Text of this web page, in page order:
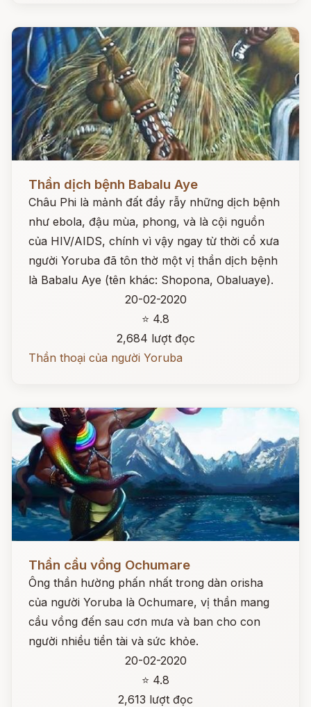
Đọc ngay
Thần dịch bệnh Babalu Aye
Châu Phi là mảnh đất đầy rẫy những dịch bệnh
như ebola, đậu mùa, phong, và là cội nguồn
của HIV/AIDS, chính vì vậy ngay từ thời cổ xưa
người Yoruba đã tôn thờ một vị thần dịch bệnh
là Babalu Aye (tên khác: Shopona, Obaluaye).
20-02-2020
⭐ 4.8
2,684 lượt đọc
Thần thoại của người Yoruba
Đọc ngay
Thần cầu vồng Ochumare
Ông thần hường phấn nhất trong dàn orisha
của người Yoruba là Ochumare, vị thần mang
cầu vồng đến sau cơn mưa và ban cho con
người nhiều tiền tài và sức khỏe.
20-02-2020
⭐ 4.8
2,613 lượt đọc